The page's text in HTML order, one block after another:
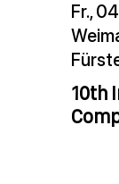
Fr.,
10th